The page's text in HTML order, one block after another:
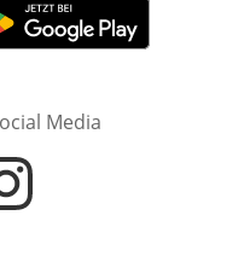
in neuem Fenster
Media
neuem Fenster
in neuem Fenster